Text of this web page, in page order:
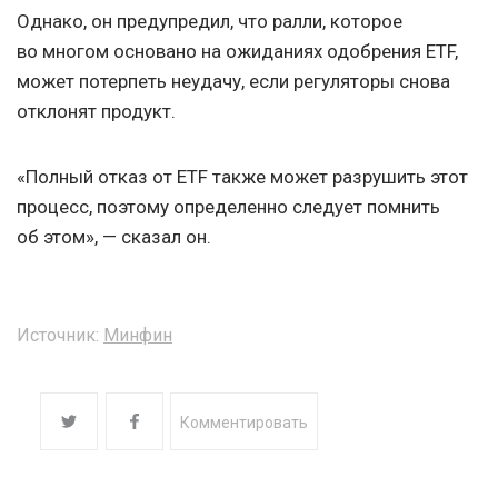
Однако, он предупредил, что ралли, которое
во многом основано на ожиданиях одобрения ETF,
может потерпеть неудачу, если регуляторы снова
отклонят продукт.
«Полный отказ от ETF также может разрушить этот
процесс, поэтому определенно следует помнить
об этом», — сказал он.
Источник: Минфин
Комментировать